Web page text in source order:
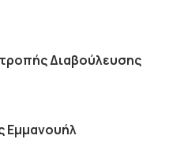
Διαβούλευσης
Εμμανουήλ